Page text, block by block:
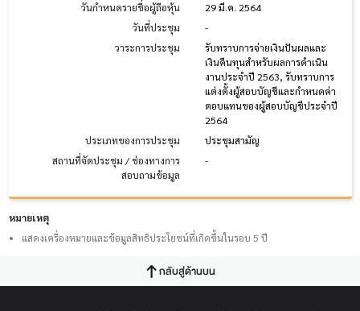
วันกำหนดรายชื่อผู้ถือหุ้น
29 มี.ค. 2564
วันที่ประชุม
-
วาระการประชุม
รับทราบการจ่ายเงินปันผลและ
เงินคืนทุนสำหรับผลการดำเนิน
งานประจำปี 2563, รับทราบการ
แต่งตั้งผู้สอบบัญชีและกำหนดค่า
ตอบแทนของผู้สอบบัญชีประจำปี
2564
ประเภทของการประชุม
ประชุมสามัญ
สถานที่จัดประชุม / ช่องทางการ
สอบถามข้อมูล
-
หมายเหตุ
แสดงเครื่องหมายและข้อมูลสิทธิประโยชน์ที่เกิดขึ้นในรอบ 5 ปี
กลับสู่ด้านบน